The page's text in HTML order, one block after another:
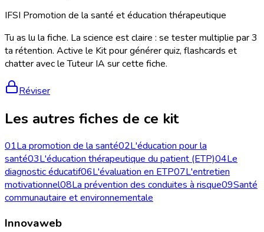
IFSI Promotion de la santé et éducation thérapeutique
Tu as lu la fiche. La science est claire : se tester multiplie par 3
ta rétention. Active le Kit pour générer quiz, flashcards et
chatter avec le Tuteur IA sur cette fiche.
Réviser
Les autres fiches de ce kit
01La promotion de la santé02L'éducation pour la
santé03L'éducation thérapeutique du patient (ETP)04Le
diagnostic éducatif06L'évaluation en ETP07L'entretien
motivationnel08La prévention des conduites à risque09Santé
communautaire et environnementale
Innovaweb